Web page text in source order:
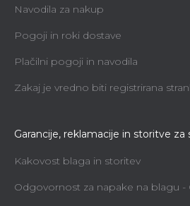
Navodila za nakup
Pogoji in roki dostave
Plačilni pogoji in navodila
Zakaj je vredno biti registrirana
Garancije, reklamacije in storitve
Kakovost blaga in storitev
Odgovornost za napake na blagu -